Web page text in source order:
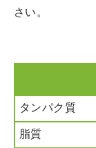
さい。
タンパク質
脂質